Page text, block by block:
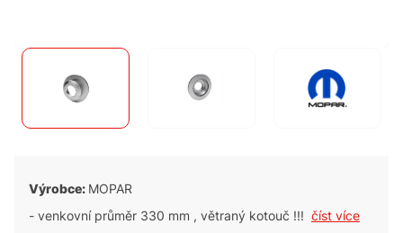
Výrobce: MOPAR
- venkovní průměr 330 mm , větraný kotouč !!! číst více